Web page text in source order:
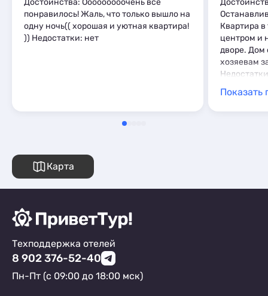
Достоинства: Ооооооооочень все
понравилось! Жаль, что только вышло на
одну ночь(( хорошая и уютная квартира!
)) Недостатки: нет
Квартира
центром и
дворе. Дом
хозяевам
Показать
Карта
Техподдержка отелей
8 902 376-52-40
Пн-Пт (с 09:00 до 18:00 мск)